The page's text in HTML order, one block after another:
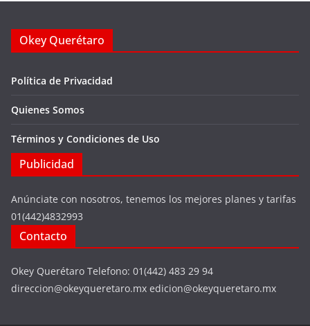
Okey Querétaro
Política de Privacidad
Quienes Somos
Términos y Condiciones de Uso
Publicidad
Anúnciate con nosotros, tenemos los mejores planes y tarifas
01(442)4832993
Contacto
Okey Querétaro Telefono: 01(442) 483 29 94
direccion@okeyqueretaro.mx edicion@okeyqueretaro.mx